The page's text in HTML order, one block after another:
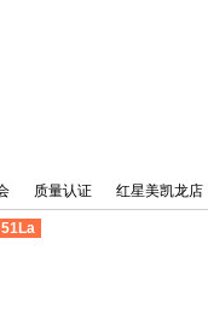
质量认证 红星美凯龙店
51La